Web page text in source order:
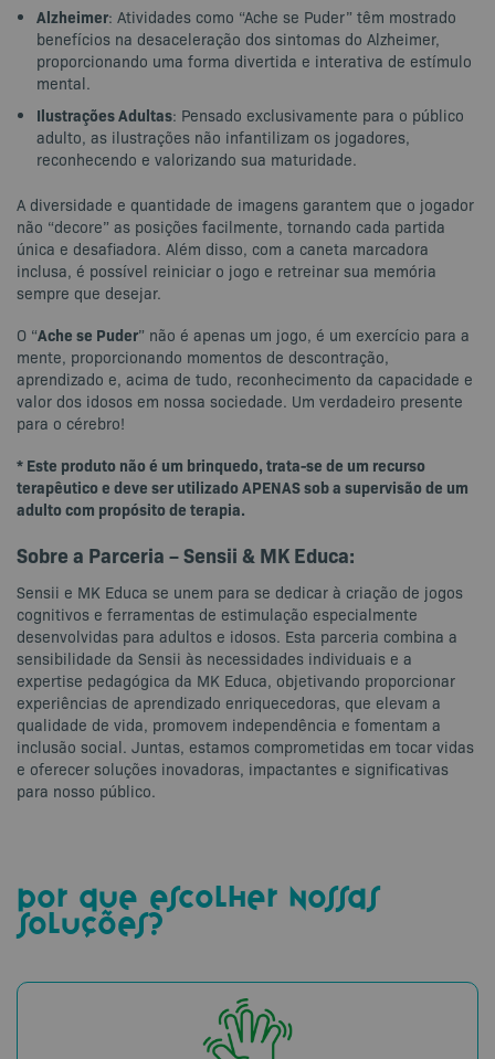
Alzheimer: Atividades como “Ache se Puder” têm mostrado
benefícios na desaceleração dos sintomas do Alzheimer,
proporcionando uma forma divertida e interativa de estímulo
mental.
Ilustrações Adultas: Pensado exclusivamente para o público
adulto, as ilustrações não infantilizam os jogadores,
reconhecendo e valorizando sua maturidade.
A diversidade e quantidade de imagens garantem que o jogador
não “decore” as posições facilmente, tornando cada partida
única e desafiadora. Além disso, com a caneta marcadora
inclusa, é possível reiniciar o jogo e retreinar sua memória
sempre que desejar.
O “Ache se Puder” não é apenas um jogo, é um exercício para a
mente, proporcionando momentos de descontração,
aprendizado e, acima de tudo, reconhecimento da capacidade e
valor dos idosos em nossa sociedade. Um verdadeiro presente
para o cérebro!
* Este produto não é um brinquedo, trata-se de um recurso
terapêutico e deve ser utilizado APENAS sob a supervisão de um
adulto com propósito de terapia.
Sobre a Parceria – Sensii & MK Educa:
Sensii e MK Educa se unem para se dedicar à criação de jogos
cognitivos e ferramentas de estimulação especialmente
desenvolvidas para adultos e idosos. Esta parceria combina a
sensibilidade da Sensii às necessidades individuais e a
expertise pedagógica da MK Educa, objetivando proporcionar
experiências de aprendizado enriquecedoras, que elevam a
qualidade de vida, promovem independência e fomentam a
inclusão social. Juntas, estamos comprometidas em tocar vidas
e oferecer soluções inovadoras, impactantes e significativas
para nosso público.
por que escolher nossas
soluções?